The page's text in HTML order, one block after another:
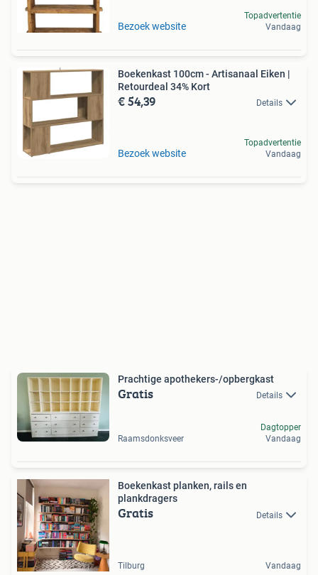
Bezoek website
Topadvertentie
Vandaag
Boekenkast 100cm - Artisanaal Eiken |
Retourdeal 34% Kort
€ 54,39 Details
Bezoek website
Topadvertentie
Vandaag
Prachtige apothekers-/opbergkast
Gratis Details
Raamsdonksveer
Dagtopper
Vandaag
Boekenkast planken, rails en
plankdragers
Gratis Details
Tilburg Vandaag